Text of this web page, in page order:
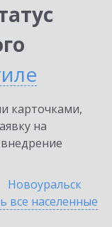
карточками,
на
Новоуральск
все населенные